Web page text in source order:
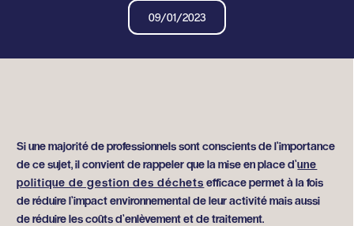
09/01/2023
Si une majorité de professionnels sont conscients de l’importance
de ce sujet, il convient de rappeler que la mise en place d’une
politique de gestion des déchets efficace permet à la fois
de réduire l’impact environnemental de leur activité mais aussi
de réduire les coûts d’enlèvement et de traitement.